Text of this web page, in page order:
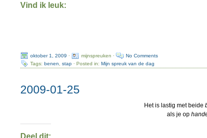
Vind ik leuk:
oktober 1, 2009 · mijnspreuken ·
No Comments
Tags:benen ,stap · Posted in:Mijn spreuk van de dag
2009-01-25
Het is lastig met beide
als je op
Deel dit: